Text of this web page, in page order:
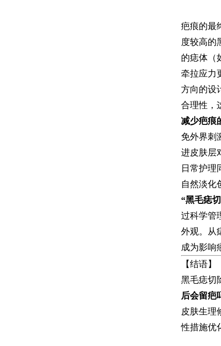
疤痕的最
度较高的
的痣体（
牵拉应力
方向的设
合理性，
减少疤痕
免外界刺
进皮肤层
日常护理
自然淡化
​“黑毛痣
过科学管
外观。从
成为影响
【结语】
黑毛痣切
后会留疤
皮肤生理
性措施优